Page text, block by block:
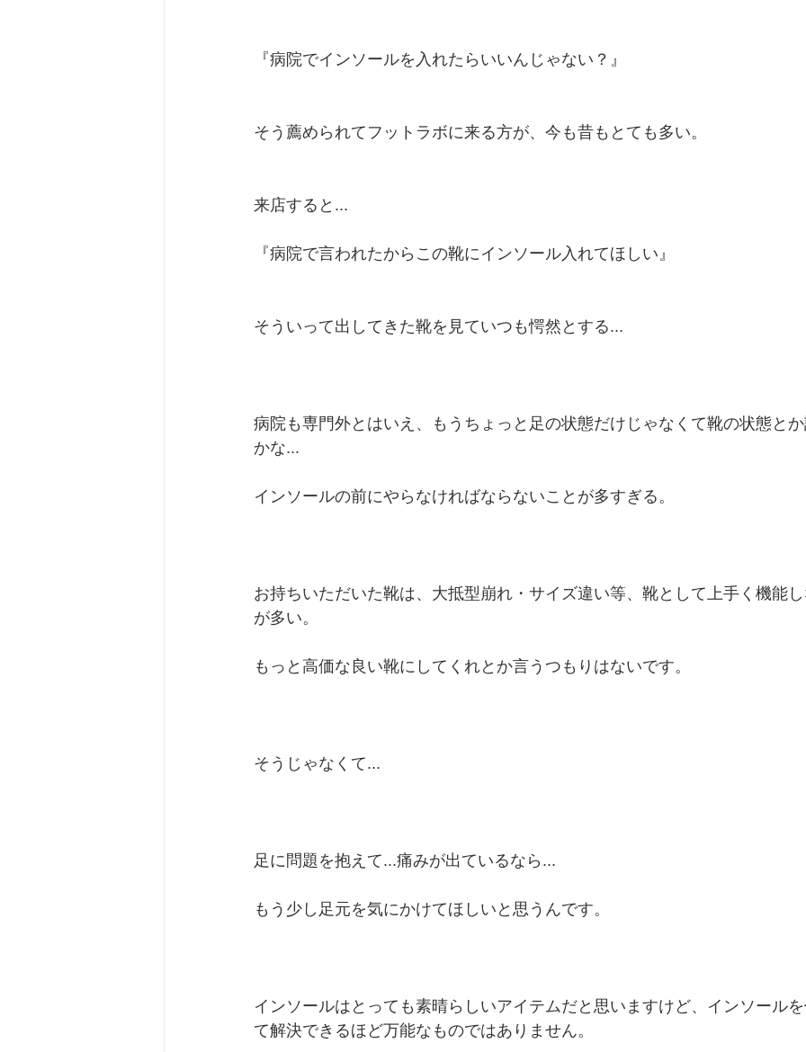
『病院でインソールを入れたらいいんじゃない？』
そう薦められてフットラボに来る方が、今も昔もとても多い。
来店すると...
『病院で言われたからこの靴にインソール入れてほしい』
そういって出してきた靴を見ていつも愕然とする...
病院も専門外とはいえ、もうちょっと足の状態だけじゃなくて靴の状態と
かな...
インソールの前にやらなければならないことが多すぎる。
お持ちいただいた靴は、大抵型崩れ・サイズ違い等、靴として上手く機能
が多い。
もっと高価な良い靴にしてくれとか言うつもりはないです。
そうじゃなくて...
足に問題を抱えて...痛みが出ているなら...
もう少し足元を気にかけてほしいと思うんです。
インソールはとっても素晴らしいアイテムだと思いますけど、インソール
て解決できるほど万能なものではありません。